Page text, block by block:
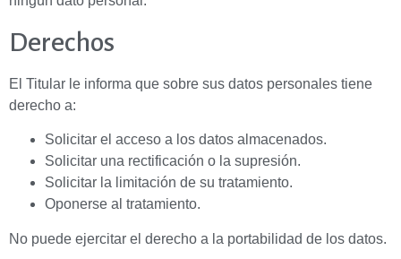
Derechos
El Titular le informa que sobre sus datos personales tiene
derecho a:
Solicitar el acceso a los datos almacenados.
Solicitar una rectificación o la supresión.
Solicitar la limitación de su tratamiento.
Oponerse al tratamiento.
No puede ejercitar el derecho a la portabilidad de los datos.